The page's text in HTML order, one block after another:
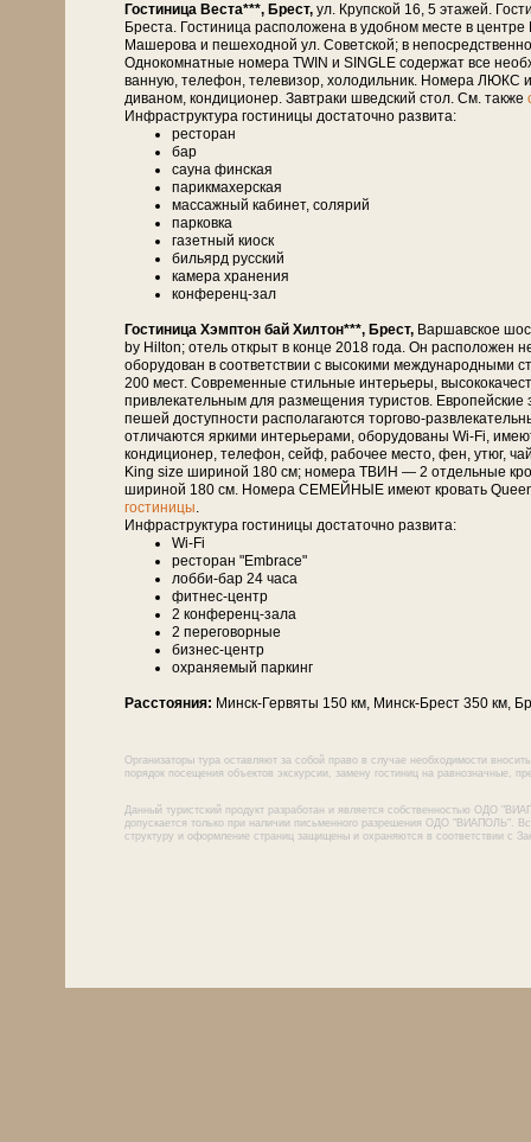
Гостиница Веста***, Брест, ул. Крупской 16, 5 этажей.
Бреста. Гостиница расположена в удобном месте в
Машерова и пешеходной ул. Советской; в
Однокомнатные номера TWIN и SINGLE содержат все
ванную, телефон, телевизор, холодильник. Номера ЛЮКС
диваном, кондиционер. Завтраки шведский стол. См. также
Инфраструктура гостиницы достаточно развита:
ресторан
бар
сауна финская
парикмахерская
массажный кабинет, солярий
парковка
газетный киоск
бильярд русский
камера хранения
конференц-зал
Гостиница Хэмптон бай Хилтон***, Брест, Варшавское
by Hilton; отель открыт в конце 2018 года. Он
оборудован в соответствии с высокими международными
200 мест. Современные стильные интерьеры,
привлекательным для размещения туристов.
пешей доступности располагаются торгово-
отличаются яркими интерьерами, оборудованы Wi-Fi,
кондиционер, телефон, сейф, рабочее место, фен, утюг,
King size шириной 180 см; номера ТВИН — 2 отдельные
шириной 180 см. Номера СЕМЕЙНЫЕ имеют кровать
гостиницы.
Инфраструктура гостиницы достаточно развита:
Wi-Fi
ресторан "Embrace"
лобби-бар 24 часа
фитнес-центр
2 конференц-зала
2 переговорные
бизнес-центр
охраняемый паркинг
Расстояния: Минск-Гервяты 150 км, Минск-Брест 350 км,
Организаторы тура оставляют за собой право в случае необходимости
порядок посещения объектов экскурсии, замену гостиниц на равнозначные,
Данный туристский продукт разработан и является собственностью ОДО
допускается только при наличии письменного разрешения ОДО "ВИАПОЛЬ".
структуру и оформление страниц защищены и охраняются в соответствии с